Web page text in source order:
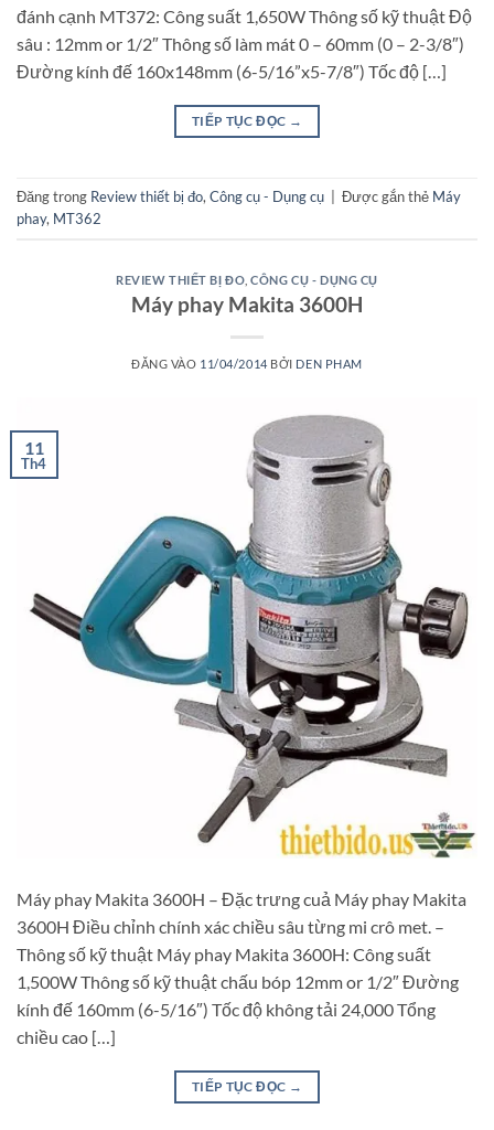
đánh cạnh MT372: Công suất 1,650W Thông số kỹ thuật Độ
sâu : 12mm or 1/2″ Thông số làm mát 0 – 60mm (0 – 2-3/8″)
Đường kính đế 160x148mm (6-5/16”x5-7/8″) Tốc độ […]
TIẾP TỤC ĐỌC →
Đăng trong Review thiết bị đo, Công cụ - Dụng cụ Được gắn thẻ Máy
phay, MT362
REVIEW THIẾT BỊ ĐO ,CÔNG CỤ - DỤNG CỤ
Máy phay Makita 3600H
ĐĂNG VÀO 11/04/2014 BỞI DEN PHAM
11
Th4
Máy phay Makita 3600H – Đặc trưng cuả Máy phay Makita
3600H Điều chỉnh chính xác chiều sâu từng mi crô met. –
Thông số kỹ thuật Máy phay Makita 3600H: Công suất
1,500W Thông số kỹ thuật chấu bóp 12mm or 1/2″ Đường
kính đế 160mm (6-5/16″) Tốc độ không tải 24,000 Tổng
chiều cao […]
TIẾP TỤC ĐỌC →